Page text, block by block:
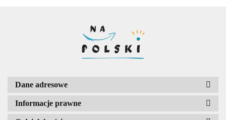
Dane adresowe
Informacje prawne